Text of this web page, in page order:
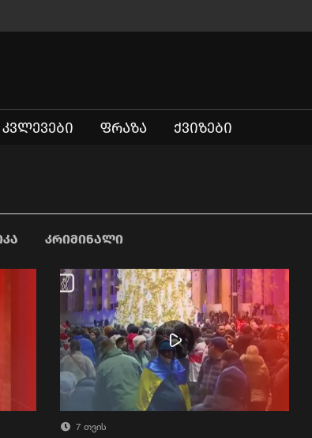
ᲙᲕᲚᲔᲕᲔᲑᲘ ᲤᲠᲐᲖᲐ ᲥᲕᲘᲖᲔᲑᲘ
ᲙᲠᲘᲛᲘᲜᲐᲚᲘ
7 თვის